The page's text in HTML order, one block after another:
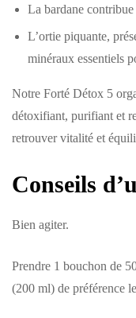
La bardane contribue
L’ortie piquante,
minéraux essentiels
Notre Forté Détox 5
détoxifiant, purifiant et
retrouver vitalité et
Conseils
Bien agiter.
Prendre 1 bouchon de
(200 ml) de préférence